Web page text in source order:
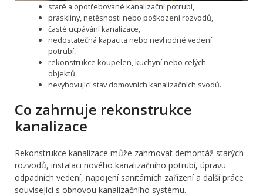
staré a opotřebované kanalizační potrubí,
praskliny, netěsnosti nebo poškození rozvodů,
časté ucpávání kanalizace,
nedostatečná kapacita nebo nevhodné vedení
potrubí,
rekonstrukce koupelen, kuchyní nebo celých
objektů,
nevyhovující stav domovních kanalizačních svodů.
Co zahrnuje rekonstrukce
kanalizace
Rekonstrukce kanalizace může zahrnovat demontáž starých
rozvodů, instalaci nového kanalizačního potrubí, úpravu
odpadních vedení, napojení sanitárních zařízení a další práce
související s obnovou kanalizačního systému.